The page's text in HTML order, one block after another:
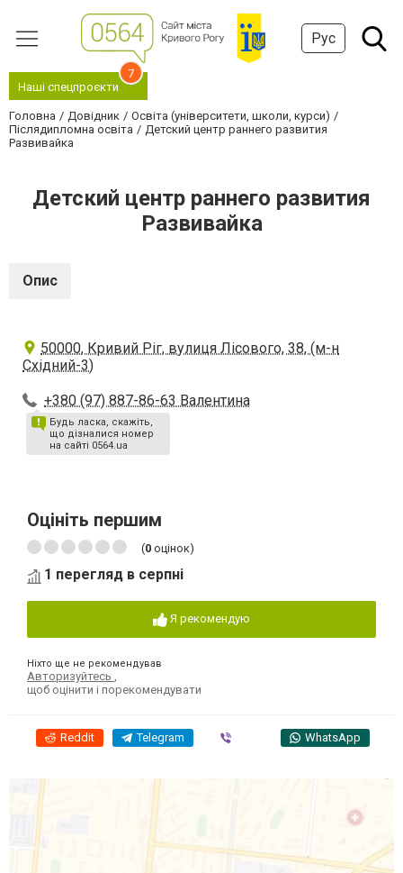
Рус
Наші спецпроєкти
7
Головна Довідник
Освіта (університети, школи, курси)
Післядипломна освіта
Детский центр раннего развития
Развивайка
Детский центр раннего развития
Развивайка
Опис
50000, Кривий Ріг, вулиця Лісового, 38, (м-н
Східний-3)
+380 (97) 887-86-63 Валентина
Будь ласка, скажіть,
що дізналися номер
на сайті 0564.ua
Оцініть першим
(0 оцінок)
1 перегляд в серпні
Я рекомендую
Ніхто ще не рекомендував
Авторизуйтесь
щоб оцінити і порекомендувати
Reddit Telegram WhatsApp